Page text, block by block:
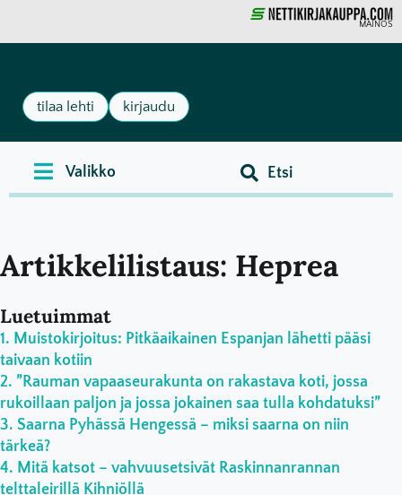
MAINOS
tilaa lehti kirjaudu
Artikkelilistaus: Heprea
Luetuimmat
Muistokirjoitus: Pitkäaikainen Espanjan lähetti pääsi
taivaan kotiin
”Rauman vapaaseurakunta on rakastava koti, jossa
rukoillaan paljon ja jossa jokainen saa tulla kohdatuksi”
Saarna Pyhässä Hengessä – miksi saarna on niin
tärkeä?
Mitä katsot – vahvuusetsivät Raskinnanrannan
telttaleirillä Kihniöllä